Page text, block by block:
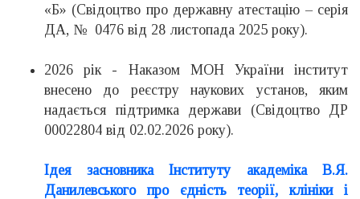
«Б» (Свідоцтво про державну атестацію – серія
ДА, № 0476 від 28 листопада 2025 року).
2026 рік - Наказом МОН України інститут
внесено до реєстру наукових установ, яким
надається підтримка держави (Свідоцтво ДР
00022804 від 02.02.2026 року).
Ідея
засновника Інституту академіка В.Я.
Данилевського про єдність теорії,
клініки
і